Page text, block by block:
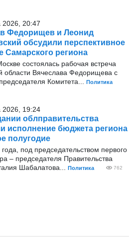
2026, 20:47
Федорищев и Леонид
обсудили перспективное
Самарского региона
состоялась рабочая встреча
области Вячеслава Федорищева с
Комитета...
Политика
2026, 19:24
облправительства
исполнение бюджета региона
полугодие
под председательством первого
– председателя Правительства
Шабалатова...
Политика 762